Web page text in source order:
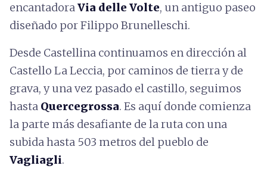
encantadoraVia delle Volte, un antiguo paseo
diseñado por Filippo Brunelleschi.
Desde Castellina continuamos en dirección al
Castello La Leccia, por caminos de tierra y de
grava, y una vez pasado el castillo, seguimos
hasta Quercegrossa. Es aquí donde comienza
la parte más desafiante de la ruta con una
subida hasta 503 metros del pueblo de
Vagliagli.